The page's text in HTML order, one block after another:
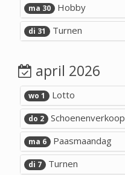
ma 30 Hobby
di 31 Turnen
april 2026
wo 1 Lotto
do 2 Schoenenverkoop
ma 6 Paasmaandag
di 7 Turnen